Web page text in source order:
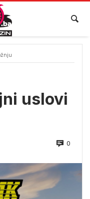
uslovi
0